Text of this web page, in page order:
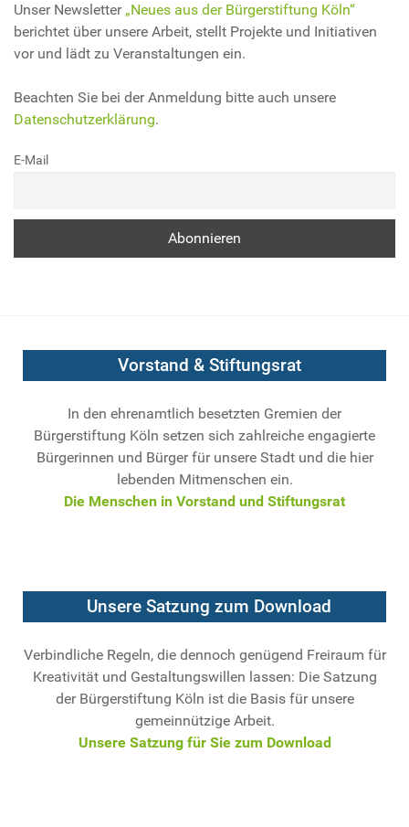
Unser Newsletter „Neues aus der Bürgerstiftung Köln“
berichtet über unsere Arbeit, stellt Projekte und Initiativen
vor und lädt zu Veranstaltungen ein.
Beachten Sie bei der Anmeldung bitte auch unsere
Datenschutzerklärung.
E-Mail
Vorstand & Stiftungsrat
In den ehrenamtlich besetzten Gremien der
Bürgerstiftung Köln setzen sich zahlreiche engagierte
Bürgerinnen und Bürger für unsere Stadt und die hier
lebenden Mitmenschen ein.
Die Menschen in Vorstand und Stiftungsrat
Unsere Satzung zum Download
Verbindliche Regeln, die dennoch genügend Freiraum für
Kreativität und Gestaltungswillen lassen: Die Satzung
der Bürgerstiftung Köln ist die Basis für unsere
gemeinnützige Arbeit.
Unsere Satzung für Sie zum Download